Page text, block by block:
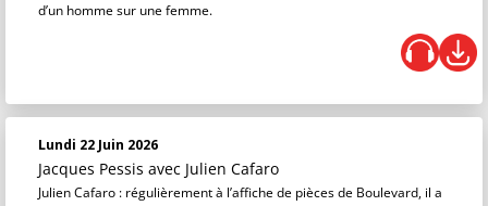
d’un homme sur une femme.
Lundi 22 Juin 2026
Jacques Pessis avec Julien Cafaro
Julien Cafaro : régulièrement à l’affiche de pièces de Boulevard, il a